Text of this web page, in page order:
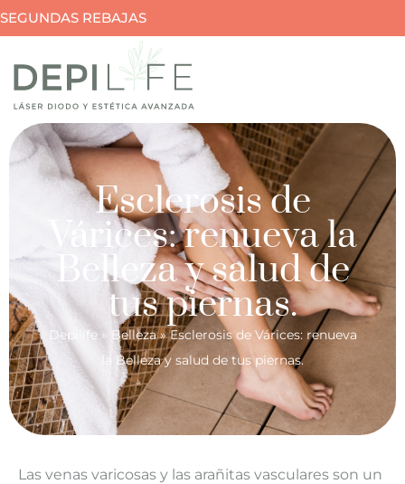
SEGUNDAS REBAJAS
Esclerosis de
Várices: renueva la
Belleza y salud de
tus piernas.
Depilife» Belleza»Esclerosis de Várices: renueva
la Belleza y salud de tus piernas.
Las venas varicosas y las arañitas vasculares son un